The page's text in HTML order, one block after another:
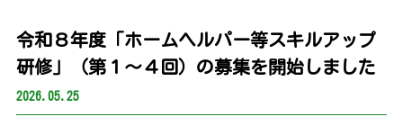
令和８年度「ホームヘルパー等スキルアップ
研修」（第１～４回）の募集を開始しました
2026.05.25